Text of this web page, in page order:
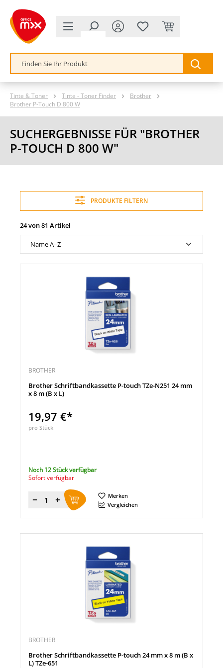
springen
Tinte & Toner Tinte - Toner Finder
Brother
Brother P-Touch D 800 W
SUCHERGEBNISSE FÜR "BROTHER
P-TOUCH D 800 W"
PRODUKTE FILTERN
24 von 81 Artikel
BROTHER
Brother Schriftbandkassette P-touch TZe-N251 24 mm
x 8 m (B x L)
19,97 €*
pro Stück
Noch 12 Stück verfügbar
Sofort verfügbar
Menge
Merken
Vergleichen
BROTHER
Brother Schriftbandkassette P-touch 24 mm x 8 m (B x
L) TZe-651